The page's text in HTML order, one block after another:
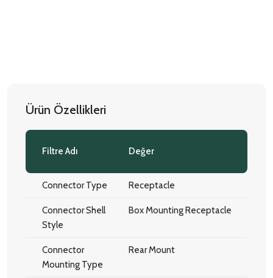
Ürün Özellikleri
Filtre Adı Değer
Connector Type Receptacle
Connector Shell
Style
Box Mounting Receptacle
Connector
Mounting Type
Rear Mount